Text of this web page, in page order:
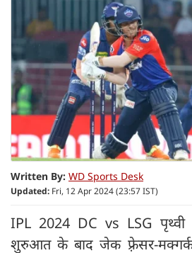
Written By: WD Sports Desk
Updated: Fri, 12 Apr 2024 (23:57 IST)
IPL 2024 DC vs LSG पृथ्वी
शुरुआत के बाद जेक फ़्रेसर-